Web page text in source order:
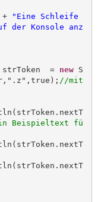
				+
"Eine Schleife
der Konsole anz
strToken  =
new S
//mit
Beispieltext fü